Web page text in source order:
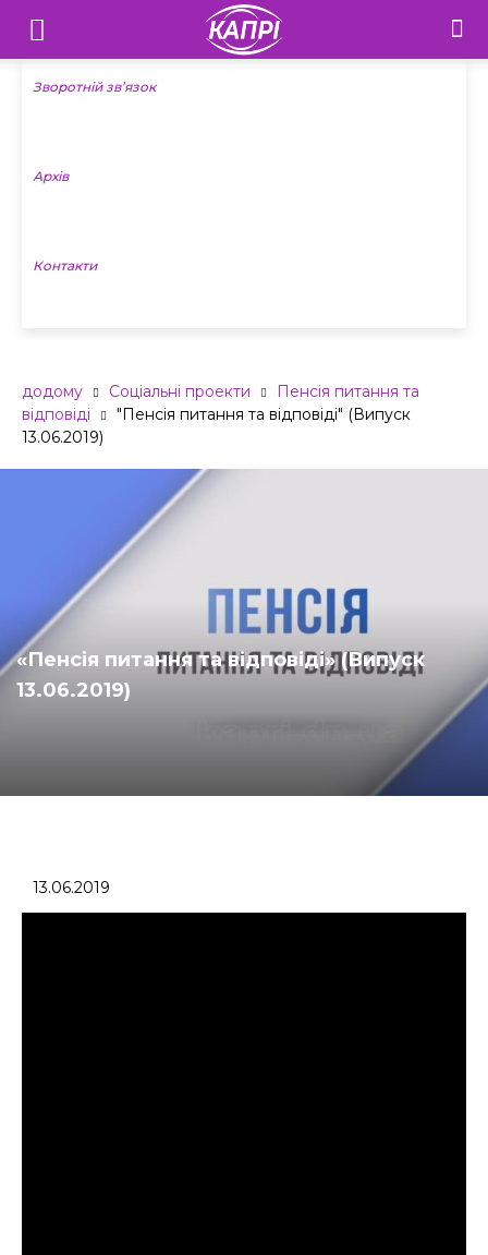
Телебачення
«Капрі»
Новини
Зворотній зв’язок
Архів
Контакти
додому Соціальні проекти
Пенсія питання та
відповіді
"Пенсія питання та відповіді" (Випуск
13.06.2019)
«Пенсія питання та відповіді» (Випуск
13.06.2019)
13.06.2019